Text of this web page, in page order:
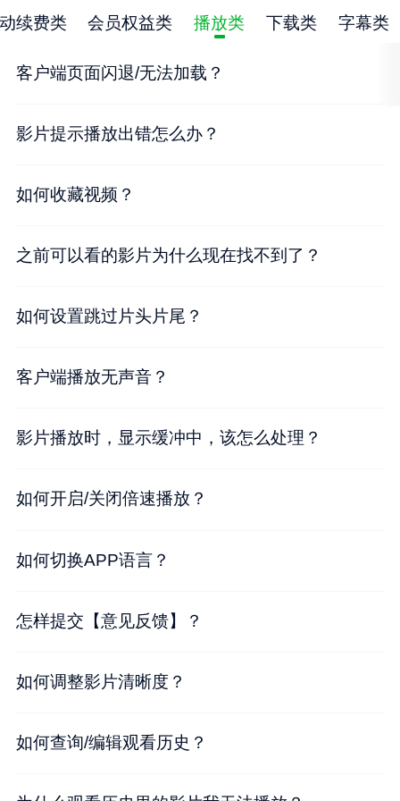
续费类 会员权益类 播放类 下载类 字幕类
客户端页面闪退/无法加载？
影片提示播放出错怎么办？
如何收藏视频？
之前可以看的影片为什么现在找不到了？
如何设置跳过片头片尾？
客户端播放无声音？
影片播放时，显示缓冲中，该怎么处理？
如何开启/关闭倍速播放？
如何切换APP语言？
怎样提交【意见反馈】？
如何调整影片清晰度？
如何查询/编辑观看历史？